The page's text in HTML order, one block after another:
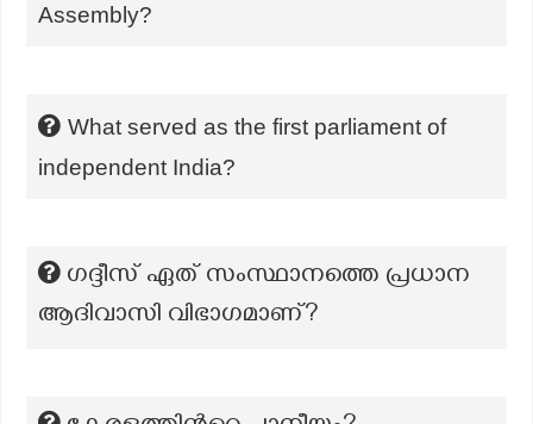
Assembly?
What served as the first parliament of
independent India?
ഗദ്ദീസ് ഏത് സംസ്ഥാനത്തെ പ്രധാന
ആദിവാസി വിഭാഗമാണ്?